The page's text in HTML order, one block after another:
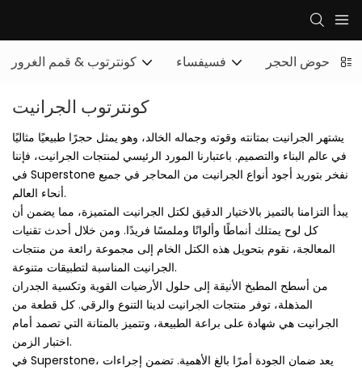
كونترتوب & قمم الغرور فسيفساء حوض الحجر
كونترتوب الجرانيت
يشتهر الجرانيت بمتانته وقوته وجماله الخالد، وهو يمثل حجرًا طبيعيًا مثاليًا
في عالم البناء والتصميم. باعتبارنا المورد الرئيسي لمنتجات الجرانيت، فإننا
في Superstone نفخر بتوريد أجود أنواع الجرانيت من المحاجر في جميع
أنحاء العالم.
يبدأ التزامنا بالتميز بالاختيار الدقيق لكتل ​​الجرانيت المتميزة، مما يضمن أن
كل لوح يمتلك أنماطًا وألوانًا وملمسًا فريدًا. ومن خلال أحدث تقنيات
المعالجة، نقوم بتحويل هذه الكتل الخام إلى مجموعة رائعة من منتجات
الجرانيت المناسبة لتطبيقات متنوعة.
من أسطح المطبخ الأنيقة إلى حلول الأرضيات القوية وتكسية الجدران
المذهلة، توفر منتجات الجرانيت لدينا التنوع والرقي. كل قطعة من
الجرانيت هي شهادة على براعة الطبيعة، وتتميز بالمتانة التي تصمد أمام
اختبار الزمن.
في Superstone، يعد ضمان الجودة أمرًا بالغ الأهمية. تضمن إجراءات